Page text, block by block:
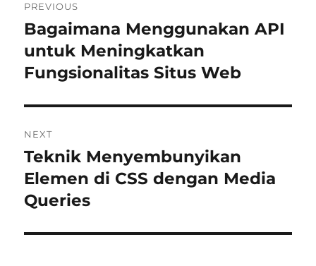
navigation
PREVIOUS
Previous
post:
Bagaimana Menggunakan API
untuk Meningkatkan
Fungsionalitas Situs Web
NEXT
Next
post:
Teknik Menyembunyikan
Elemen di CSS dengan Media
Queries